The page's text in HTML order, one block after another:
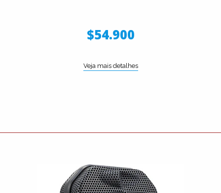
$54.900
Veja mais detalhes